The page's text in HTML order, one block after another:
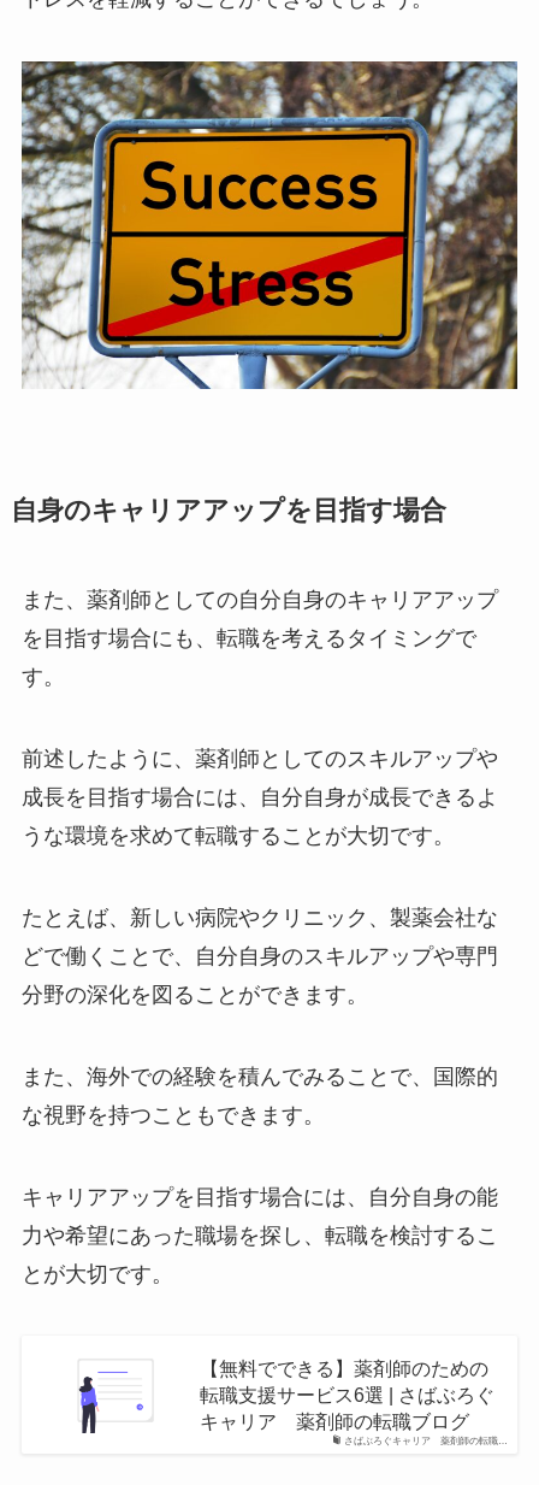
自身のキャリアアップを目指す場合
また、薬剤師としての自分自身のキャリアアップ
を目指す場合にも、転職を考えるタイミングで
す。
前述したように、薬剤師としてのスキルアップや
成長を目指す場合には、自分自身が成長できるよ
うな環境を求めて転職することが大切です。
たとえば、新しい病院やクリニック、製薬会社な
どで働くことで、自分自身のスキルアップや専門
分野の深化を図ることができます。
また、海外での経験を積んでみることで、国際的
な視野を持つこともできます。
キャリアアップを目指す場合には、自分自身の能
力や希望にあった職場を探し、転職を検討するこ
とが大切です。
さばぶろぐキャリア 薬剤師の転職…
【無料でできる】薬剤師のための
転職支援サービス6選 | さばぶろぐ
キャリア 薬剤師の転職ブログ